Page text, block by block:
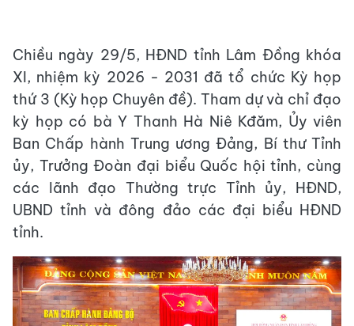
Chiều ngày 29/5, HĐND tỉnh Lâm Đồng khóa
XI, nhiệm kỳ 2026 - 2031 đã tổ chức Kỳ họp
thứ 3 (Kỳ họp Chuyên đề). Tham dự và chỉ đạo
kỳ họp có bà Y Thanh Hà Niê Kđăm, Ủy viên
Ban Chấp hành Trung ương Đảng, Bí thư Tỉnh
ủy, Trưởng Đoàn đại biểu Quốc hội tỉnh, cùng
các lãnh đạo Thường trực Tỉnh ủy, HĐND,
UBND tỉnh và đông đảo các đại biểu HĐND
tỉnh.